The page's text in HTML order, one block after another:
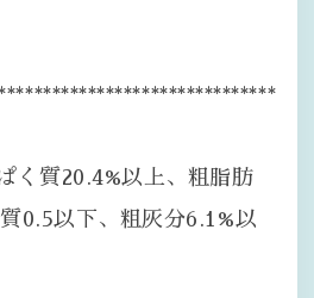
く質20.4%以上、粗脂肪
0.5以下、粗灰分6.1%以